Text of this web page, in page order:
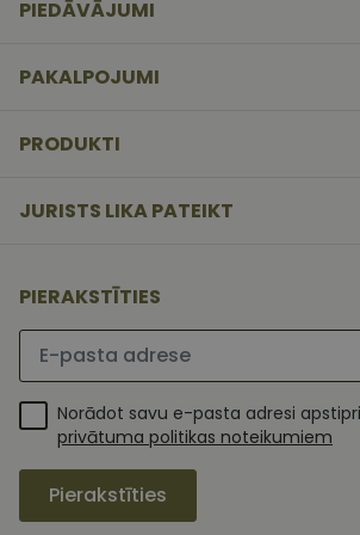
PIEDĀVĀJUMI
PAKALPOJUMI
PRODUKTI
JURISTS LIKA PATEIKT
PIERAKSTĪTIES
Lūdzu ievadiet e-pasta adresi
Norādot savu e-pasta adresi
privātuma politikas noteikumiem
Pierakstīties
MR